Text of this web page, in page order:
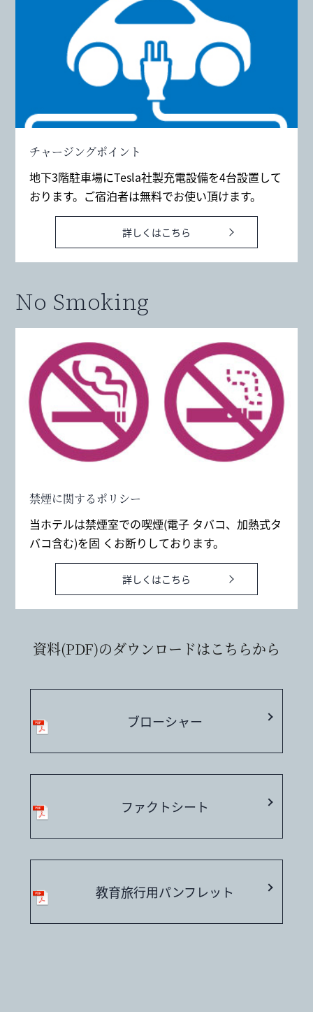
チャージングポイント
地下3階駐車場にTesla社製充電設備を4台設置して
おります。ご宿泊者は無料でお使い頂けます。
詳しくはこちら
No Smoking
禁煙に関するポリシー
当ホテルは禁煙室での喫煙(電子 タバコ、加熱式タ
バコ含む)を固 くお断りしております。
詳しくはこちら
資料(PDF)のダウンロードはこちらから
ブローシャー
ファクトシート
教育旅行用パンフレット